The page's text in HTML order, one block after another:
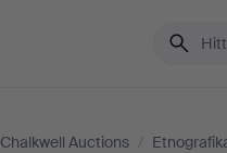
Chalkwell Auctions /